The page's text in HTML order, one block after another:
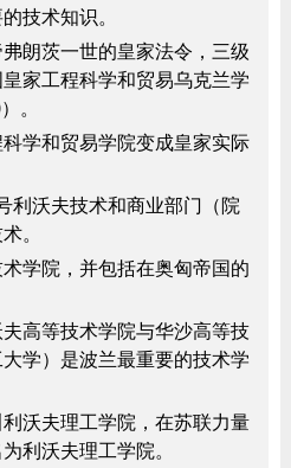
技术知识。
朗茨一世的皇家法令，三级
家工程科学和贸易乌克兰学
。
学和贸易学院变成皇家实际
利沃夫技术和商业部门（院
。
学院，并包括在奥匈帝国的
高等技术学院与华沙高等技
学）是波兰最重要的技术学
利沃夫理工学院，在苏联力量
利沃夫理工学院。